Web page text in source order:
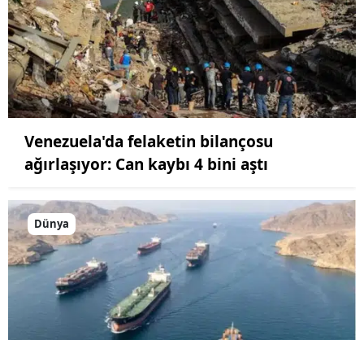
Venezuela'da felaketin bilançosu
ağırlaşıyor: Can kaybı 4 bini aştı
Dünya